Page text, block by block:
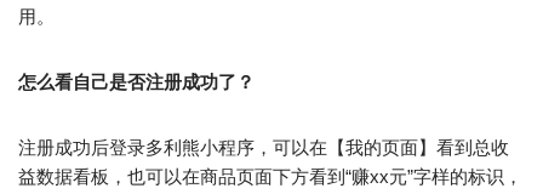
用。
怎么看自己是否注册成功了？
注册成功后登录多利熊小程序，可以在【我的页面】看到总收
益数据看板，也可以在商品页面下方看到“赚xx元”字样的标识，